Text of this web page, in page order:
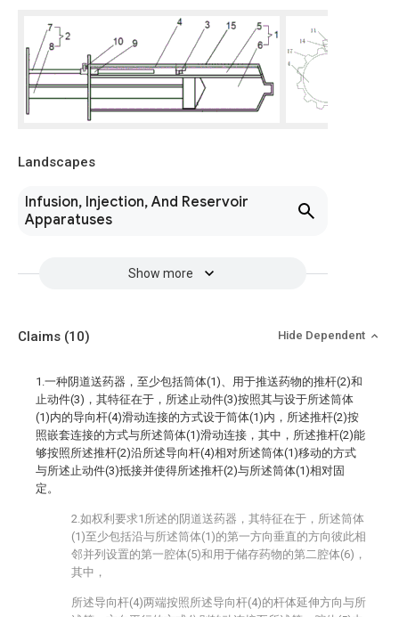
Landscapes
Infusion, Injection, And Reservoir
Apparatuses
Show more
Claims (10) Hide Dependent
1.一种阴道送药器，至少包括筒体(1)、用于推送药物的推杆(2)和
止动件(3)，其特征在于，所述止动件(3)按照其与设于所述筒体
(1)内的导向杆(4)滑动连接的方式设于筒体(1)内，所述推杆(2)按
照嵌套连接的方式与所述筒体(1)滑动连接，其中，所述推杆(2)能
够按照所述推杆(2)沿所述导向杆(4)相对所述筒体(1)移动的方式
与所述止动件(3)抵接并使得所述推杆(2)与所述筒体(1)相对固
定。
2.如权利要求1所述的阴道送药器，其特征在于，所述筒体
(1)至少包括沿与所述筒体(1)的第一方向垂直的方向彼此相
邻并列设置的第一腔体(5)和用于储存药物的第二腔体(6)，
其中，
所述导向杆(4)两端按照所述导向杆(4)的杆体延伸方向与所